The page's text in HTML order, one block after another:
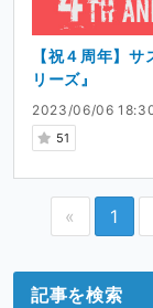
2023/06/06
51
【祝４周年】
リーズ』
« 1
記事を検索